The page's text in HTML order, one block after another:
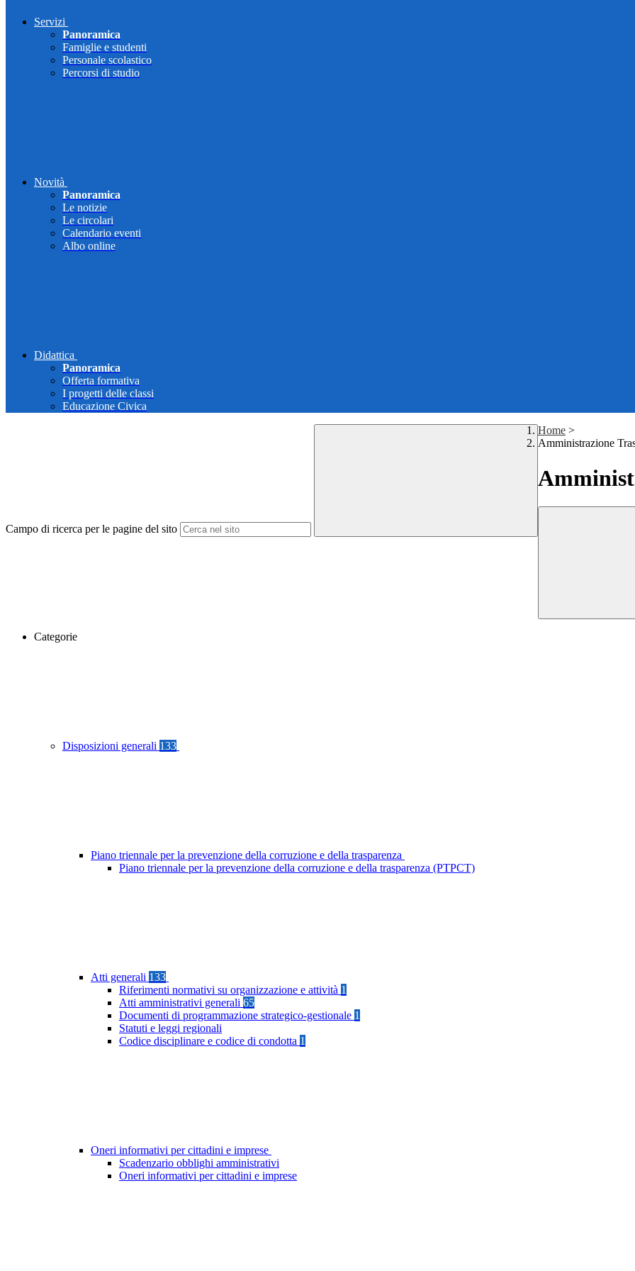
Servizi
Panoramica
Famiglie e studenti
Personale scolastico
Percorsi di studio
Novità
Panoramica
Le notizie
Le circolari
Calendario eventi
Albo online
Didattica
Panoramica
Offerta formativa
I progetti delle classi
Educazione Civica
Campo di ricerca per le pagine del sito
Home >
Amministrazione
Categorie
Disposizioni generali 133
Piano triennale per la prevenzione della corruzione e della trasparenza
Piano triennale per la prevenzione della corruzione e della trasparenza (PTPCT)
Atti generali 133
Riferimenti normativi su organizzazione e attività 1
Atti amministrativi generali 65
Documenti di programmazione strategico-gestionale 1
Statuti e leggi regionali
Codice disciplinare e codice di condotta 1
Oneri informativi per cittadini e imprese
Scadenzario obblighi amministrativi
Oneri informativi per cittadini e imprese